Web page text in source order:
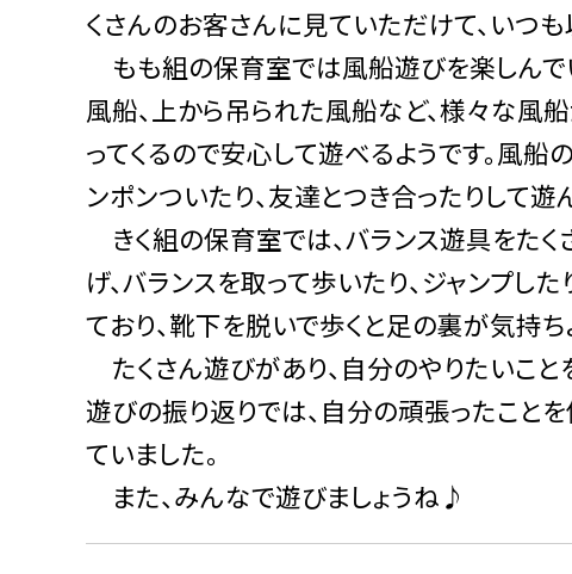
くさんのお客さんに見ていただけて、いつ
もも組の保育室では風船遊びを楽しんで
風船、上から吊られた風船など、様々な風
ってくるので安心して遊べるようです。風
ンポンついたり、友達とつき合ったりして遊
きく組の保育室では、バランス遊具をた
げ、バランスを取って歩いたり、ジャンプし
ており、靴下を脱いで歩くと足の裏が気持ち
たくさん遊びがあり、自分のやりたいこと
遊びの振り返りでは、自分の頑張ったこと
ていました。
また、みんなで遊びましょうね♪